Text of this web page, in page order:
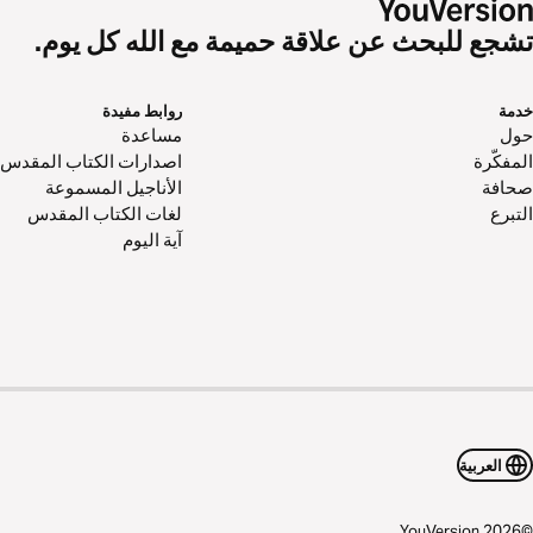
تشجع للبحث عن علاقة حميمة مع الله كل يوم.
خدمة
حول‌
المفكّرة
صحافة
التبرع
روابط مفيدة
مساعدة
اصدارات الكتاب المقدس
الأناجيل المسموعة
لغات الكتاب المقدس
آية اليوم
العربية